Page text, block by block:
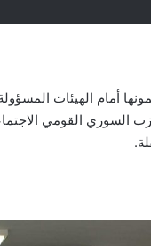
أمام الهيئات
السوري القومي